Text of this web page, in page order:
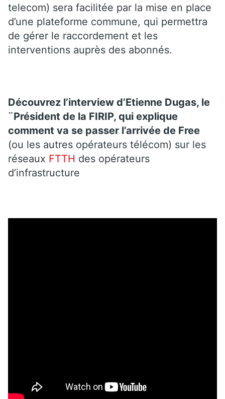
telecom) sera facilitée par la mise en place
d’une plateforme commune, qui permettra
de gérer le raccordement et les
interventions auprès des abonnés.
Découvrez l’interview d’Etienne Dugas, le
¨Président de la FIRIP, qui explique
comment va se passer l’arrivée de Free
(ou les autres opérateurs télécom) sur les
réseaux FTTH des opérateurs
d’infrastructure